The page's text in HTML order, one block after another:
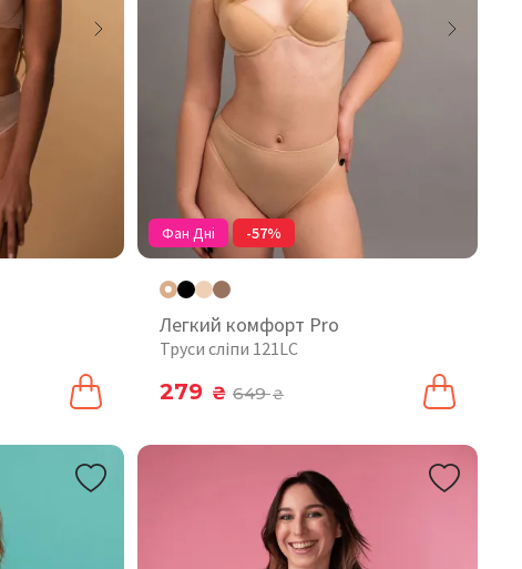
Фан Дні -57%
Легкий комфорт Pro
Труси сліпи 121LC
279 ₴ 649₴